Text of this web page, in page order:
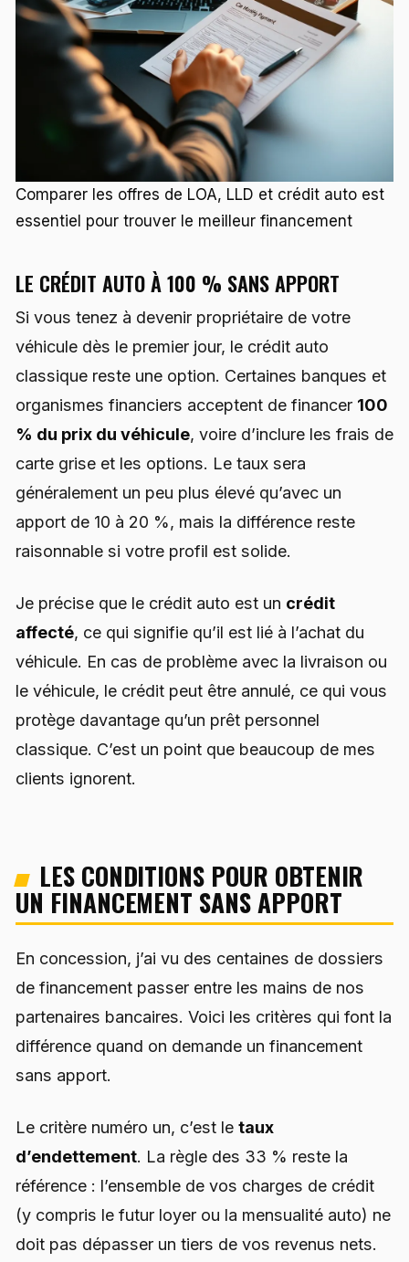
Comparer les offres de LOA, LLD et crédit auto est
essentiel pour trouver le meilleur financement
LE CRÉDIT AUTO À 100 % SANS APPORT
Si vous tenez à devenir propriétaire de votre
véhicule dès le premier jour, le crédit auto
classique reste une option. Certaines banques et
organismes financiers acceptent de financer 100
% du prix du véhicule, voire d’inclure les frais de
carte grise et les options. Le taux sera
généralement un peu plus élevé qu’avec un
apport de 10 à 20 %, mais la différence reste
raisonnable si votre profil est solide.
Je précise que le crédit auto est un crédit
affecté, ce qui signifie qu’il est lié à l’achat du
véhicule. En cas de problème avec la livraison ou
le véhicule, le crédit peut être annulé, ce qui vous
protège davantage qu’un prêt personnel
classique. C’est un point que beaucoup de mes
clients ignorent.
LES CONDITIONS POUR OBTENIR
UN FINANCEMENT SANS APPORT
En concession, j’ai vu des centaines de dossiers
de financement passer entre les mains de nos
partenaires bancaires. Voici les critères qui font la
différence quand on demande un financement
sans apport.
Le critère numéro un, c’est le taux
d’endettement. La règle des 33 % reste la
référence : l’ensemble de vos charges de crédit
(y compris le futur loyer ou la mensualité auto) ne
doit pas dépasser un tiers de vos revenus nets.